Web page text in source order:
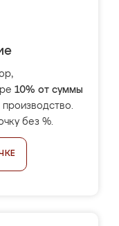
10% от суммы
производство.
без %.